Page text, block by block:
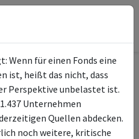
Allianz US Investment
Grade Credit AT-USD
Wenn für einen Fonds eine
ist, heißt das nicht, dass
Perspektive unbelastet ist.
Unternehmen
Quellen abdecken.
noch weitere, kritische